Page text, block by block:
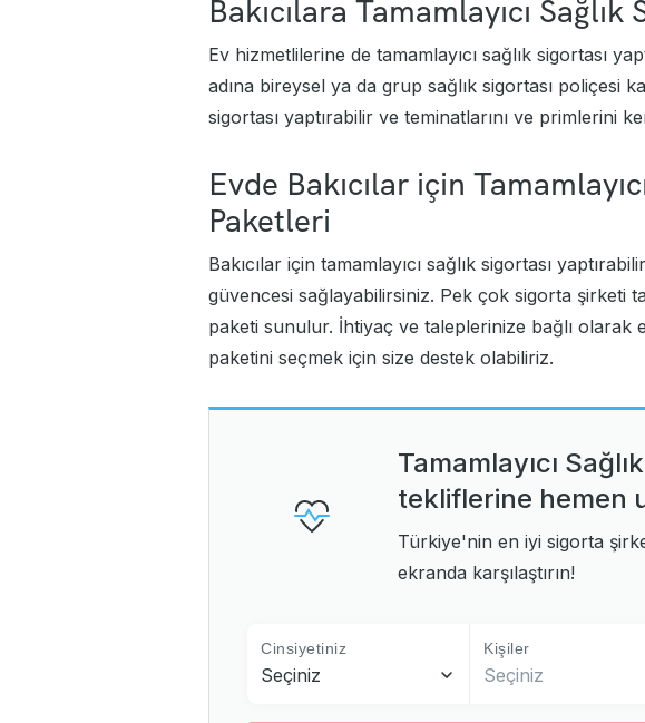
Bakıcılara Tamamlayıcı Sağlık
Ev hizmetlilerine de tamamlayıcı sağlık sigortası
adına bireysel ya da grup sağlık sigortası poliçesi
sigortası yaptırabilir ve teminatlarını ve primlerini
Evde Bakıcılar için
Paketleri
Bakıcılar için tamamlayıcı sağlık sigortası
güvencesi sağlayabilirsiniz. Pek çok sigorta şirketi
paketi sunulur. İhtiyaç ve taleplerinize bağlı olarak
paketini seçmek için size destek olabiliriz.
Tamamlayıcı
tekliflerine hemen
Türkiye'nin en iyi sigorta
ekranda karşılaştırın!
Cinsiyetiniz
Seçiniz
Kişiler
Seçiniz